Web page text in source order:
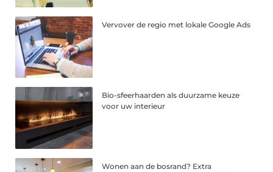
Vervover de regio met lokale Google Ads
Bio-sfeerhaarden als duurzame keuze
voor uw interieur
Wonen aan de bosrand? Extra